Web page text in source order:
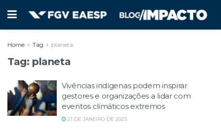
Home Tag planeta
Tag: planeta
Vivências indígenas podem inspirar
gestores e organizações a lidar com
eventos climáticos extremos
21 DE JANEIRO DE 2023